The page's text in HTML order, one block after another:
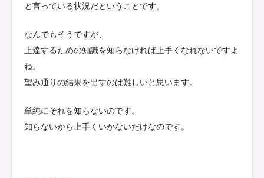
と言っている状況だということです。
なんでもそうですが、
上達するための知識を知らなければ上手くなれないですよ
ね。
望み通りの結果を出すのは難しいと思います。
単純にそれを知らないのです。
知らないから上手くいかないだけなのです。